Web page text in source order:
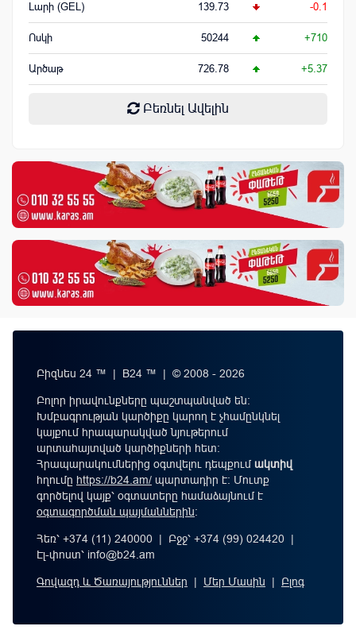
Լարի (GEL) 139.73 -0.1
Ոսկի 50244 +710
Արծաթ 726.78 +5.37
Բեռնել Ավելին
Բիզնես 24 ™ | B24 ™ | © 2008 - 2026
Բոլոր իրավունքները պաշտպանված են:
Խմբագրության կարծիքը կարող է չհամընկնել
կայքում հրապարակված նյութերում
արտահայտված կարծիքների հետ:
Հրապարակումներից օգտվելու դեպքումակտիվ
հղումը https://b24.am/ պարտադիր է: Մուտք
գործելով կայք՝ օգտատերը համաձայնում է
օգտագործման պայմաններին։
Հեռ՝ +374 (11) 240000 | Բջջ՝ +374 (99) 024420 |
Էլ-փոստ՝ info@b24.am
Գովազդ և Ծառայություններ | Մեր Մասին | Բլոգ